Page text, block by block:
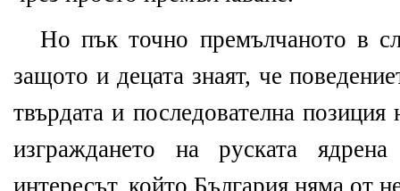
Но пък точно премълчаното в
защото и децата знаят, че
твърдата и последователна
изграждането на руската
интересът, който България няма от